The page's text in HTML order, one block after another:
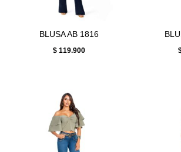
BLUSA AB 1816
$ 119.900